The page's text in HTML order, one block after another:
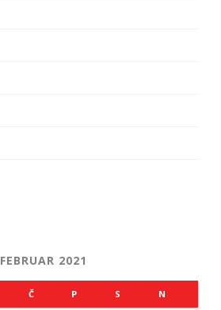
FEBRUAR 2021
Č P S N